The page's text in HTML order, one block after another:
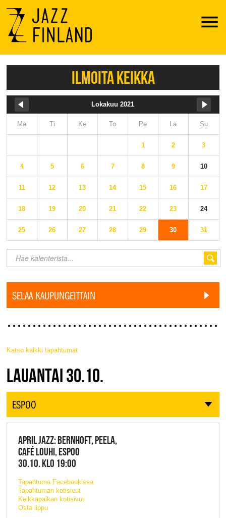
Menu
ILMOITA KEIKKA
Lokakuu 2021
Ma Ti Ke To Pe La Su
1 2 3
4 5 6 7 8 9 10
11 12 13 14 15 16 17
18 19 20 21 22 23 24
25 26 27 28 29 30 31
SELAA KAUPUNGEITTAIN
Katso kaikki tapahtumat
JAZZ FINLAND LIVE
LAUANTAI 30.10.
ESPOO
APRIL JAZZ: BERNHOFT, PEELA,
CAFÉ LOUHI, ESPOO
30.10. KLO 19:00
Tapahtuma Facebookissa
Tapahtuman kotisivut
Keikkapaikan kotisivut
Osta lippu